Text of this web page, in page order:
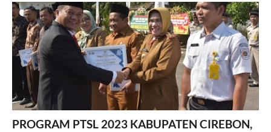
PROGRAM PTSL 2023 KABUPATEN CIREBON,